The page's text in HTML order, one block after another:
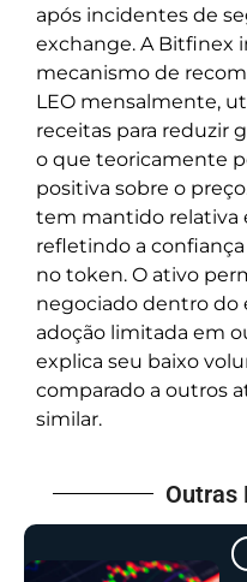
após incidentes de
exchange. A Bitfinex
mecanismo de
LEO mensalmente,
receitas para reduzir
o que teoricamente
positiva sobre o
tem mantido relativa
refletindo a
no token. O ativo
negociado dentro do
adoção limitada em
explica seu baixo
comparado a outros
similar.
Outras